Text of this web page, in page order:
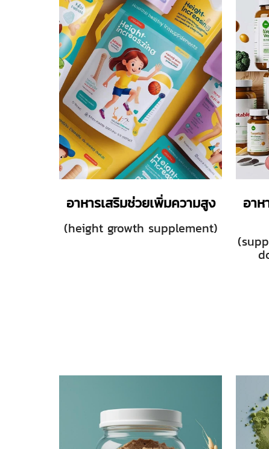
อาหารเสริมช่วยเพิ่มความสูง
(height growth supplement)
อาห